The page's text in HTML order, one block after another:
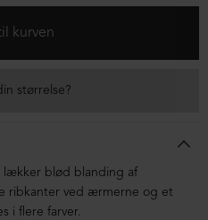
størrelse?
lækker blød blanding af
ribkanter ved ærmerne og et
i flere farver.